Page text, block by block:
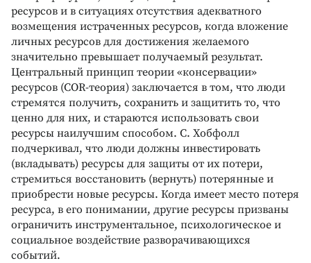
ресурсов и в ситуациях отсутствия адекватного
возмещения истраченных ресурсов, когда вложение
личных ресурсов для достижения желаемого
значительно превышает получаемый результат.
Центральный принцип теории «консервации»
ресурсов (COR-теория) заключается в том, что люди
стремятся получить, сохранить и защитить то, что
ценно для них, и стараются использовать свои
ресурсы наилучшим способом. С. Xобфолл
подчеркивал, что люди должны инвестировать
(вкладывать) ресурсы для защиты от их потери,
стремиться восстановить (вернуть) потерянные и
приобрести новые ресурсы. Когда имеет место потеря
ресурса, в его понимании, другие ресурсы призваны
ограничить инструментальное, психологическое и
социальное воздействие разворачивающихся
событий.